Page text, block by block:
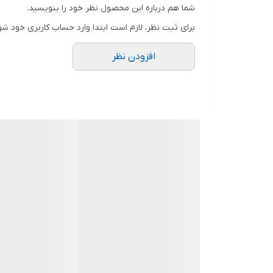
شما هم درباره این محصول نظر خود را بنویسید.
برای ثبت نظر، لازم است ابتدا وارد حساب کاربری خود
افزودن نظر